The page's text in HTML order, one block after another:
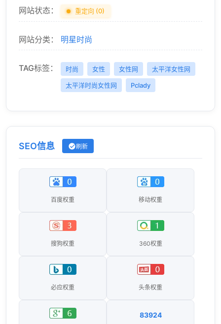
网站状态： 重定向 (0)
网站分类： 明星时尚
TAG标签： 时尚 女性 女性网 太平洋女性网
太平洋时尚女性网 Pclady
SEO信息 刷新
百度权重 移动权重
搜狗权重 360权重
必应权重 头条权重
83924